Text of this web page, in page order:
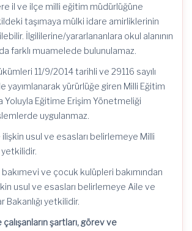
il ve ilçe milli eğitim müdürlüğüne
taşımaya mülki idare amirliklerinin
İlgililerine/yararlananlara okul alanının
farklı muamelede bulunulamaz.
11/9/2014 tarihli ve 29116 sayılı
yayımlanarak yürürlüğe giren Milli Eğitim
Yoluyla Eğitime Erişim Yönetmeliği
uygulanmaz.
usul ve esasları belirlemeye Milli
yetkilidir.
bakımevi ve çocuk kulüpleri bakımından
usul ve esasları belirlemeye Aile ve
Bakanlığı yetkilidir.
şartları, görev ve